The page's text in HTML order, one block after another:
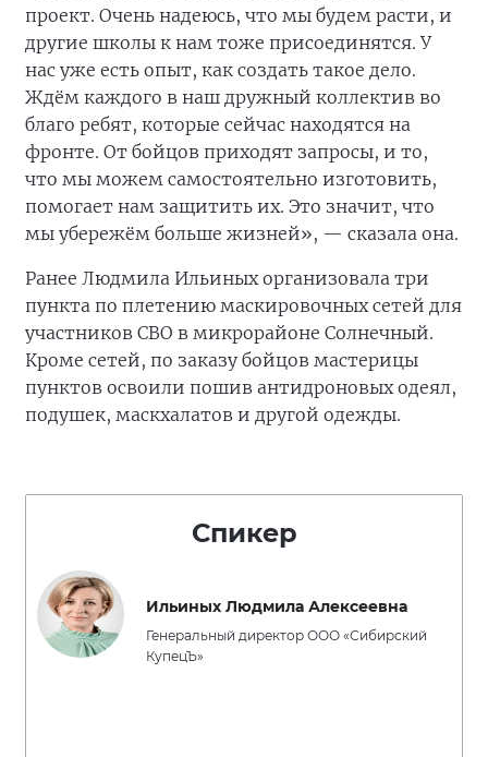
проект. Очень надеюсь, что мы будем расти, и
другие школы к нам тоже присоединятся. У
нас уже есть опыт, как создать такое дело.
Ждём каждого в наш дружный коллектив во
благо ребят, которые сейчас находятся на
фронте. От бойцов приходят запросы, и то,
что мы можем самостоятельно изготовить,
помогает нам защитить их. Это значит, что
мы убережём больше жизней», — сказала она.
Ранее Людмила Ильиных организовала три
пункта по плетению маскировочных сетей для
участников СВО в микрорайоне Солнечный.
Кроме сетей, по заказу бойцов мастерицы
пунктов освоили пошив антидроновых одеял,
подушек, маскхалатов и другой одежды.
Спикер
Ильиных Людмила Алексеевна
Генеральный директор ООО «Сибирский
КупецЪ»